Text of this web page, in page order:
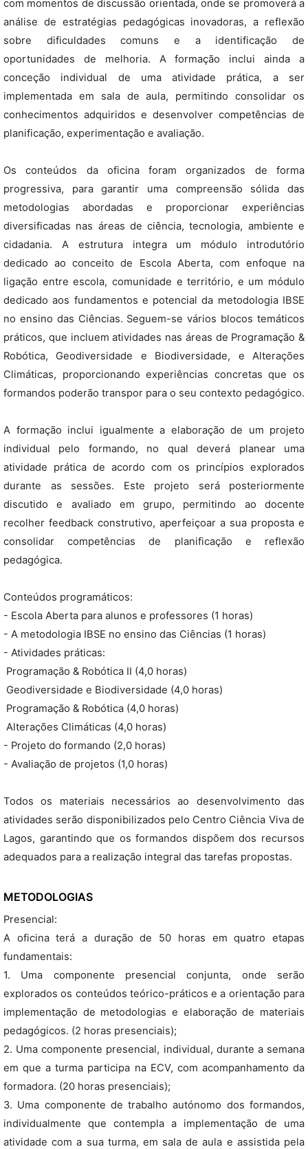
com momentos de discussão orientada, onde se promoverá a
análise de estratégias pedagógicas inovadoras, a reflexão
sobre dificuldades comuns e a identificação de
oportunidades de melhoria. A formação inclui ainda a
conceção individual de uma atividade prática, a ser
implementada em sala de aula, permitindo consolidar os
conhecimentos adquiridos e desenvolver competências de
planificação, experimentação e avaliação.
Os conteúdos da oficina foram organizados de forma
progressiva, para garantir uma compreensão sólida das
metodologias abordadas e proporcionar experiências
diversificadas nas áreas de ciência, tecnologia, ambiente e
cidadania. A estrutura integra um módulo introdutório
dedicado ao conceito de Escola Aberta, com enfoque na
ligação entre escola, comunidade e território, e um módulo
dedicado aos fundamentos e potencial da metodologia IBSE
no ensino das Ciências. Seguem-se vários blocos temáticos
práticos, que incluem atividades nas áreas de Programação &
Robótica, Geodiversidade e Biodiversidade, e Alterações
Climáticas, proporcionando experiências concretas que os
formandos poderão transpor para o seu contexto pedagógico.
A formação inclui igualmente a elaboração de um projeto
individual pelo formando, no qual deverá planear uma
atividade prática de acordo com os princípios explorados
durante as sessões. Este projeto será posteriormente
discutido e avaliado em grupo, permitindo ao docente
recolher feedback construtivo, aperfeiçoar a sua proposta e
consolidar competências de planificação e reflexão
pedagógica.
Conteúdos programáticos:
- Escola Aberta para alunos e professores (1 horas)
- A metodologia IBSE no ensino das Ciências (1 horas)
- Atividades práticas:
 Programação & Robótica II (4,0 horas)
 Geodiversidade e Biodiversidade (4,0 horas)
 Programação & Robótica (4,0 horas)
 Alterações Climáticas (4,0 horas)
- Projeto do formando (2,0 horas)
- Avaliação de projetos (1,0 horas)
Todos os materiais necessários ao desenvolvimento das
atividades serão disponibilizados pelo Centro Ciência Viva de
Lagos, garantindo que os formandos dispõem dos recursos
adequados para a realização integral das tarefas propostas.
METODOLOGIAS
Presencial:
A oficina terá a duração de 50 horas em quatro etapas
fundamentais:
1. Uma componente presencial conjunta, onde serão
explorados os conteúdos teórico-práticos e a orientação para
implementação de metodologias e elaboração de materiais
pedagógicos. (2 horas presenciais);
2. Uma componente presencial, individual, durante a semana
em que a turma participa na ECV, com acompanhamento da
formadora. (20 horas presenciais);
3. Uma componente de trabalho autónomo dos formandos,
individualmente que contempla a implementação de uma
atividade com a sua turma, em sala de aula e assistida pela